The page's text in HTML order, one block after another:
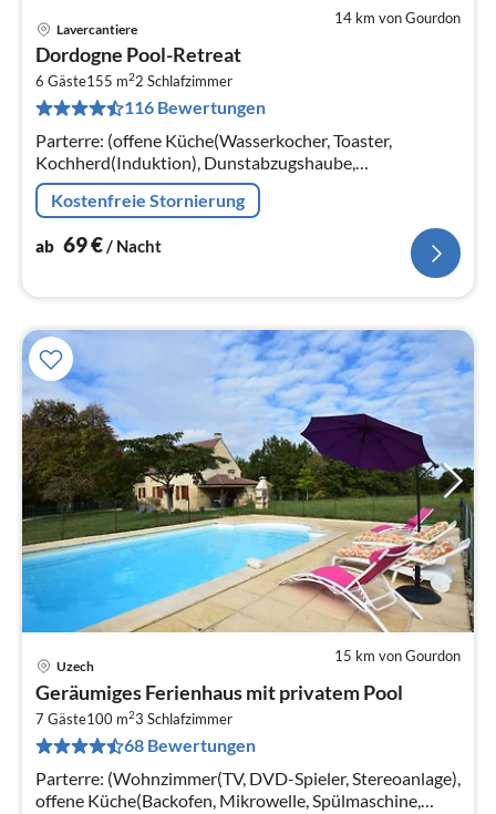
14 km von Gourdon
Lavercantiere
Dordogne Pool-Retreat
6 Gäste155 m22 Schlafzimmer
116 Bewertungen
Parterre: (offene Küche(Wasserkocher, Toaster,
Kochherd(Induktion), Dunstabzugshaube,
Kaffeemaschine(cups, Filter), Backofen, Mikrowelle,
Spülmaschine, Kühl-/Gefrierkombination)
Kostenfreie Stornierung
ab 69€/ Nacht
15 km von Gourdon
Uzech
Geräumiges Ferienhaus mit privatem Pool
7 Gäste100 m23 Schlafzimmer
68 Bewertungen
Parterre: (Wohnzimmer(TV, DVD-Spieler, Stereoanlage),
offene Küche(Backofen, Mikrowelle, Spülmaschine,